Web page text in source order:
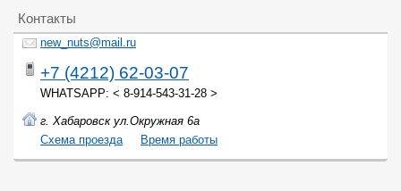
Контакты
new_nuts@mail.ru
+7 (4212) 62-03-07
WHATSAPP: < 8-914-543-31-28 >
г. Хабаровск ул.Окружная 6а
Cхема проезда
Время работы